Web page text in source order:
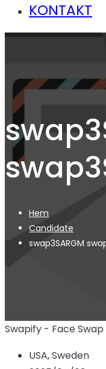
KONTAKT
Hem
Candidate
swap3SARGM
Swapify - Face Swap
USA, Sweden